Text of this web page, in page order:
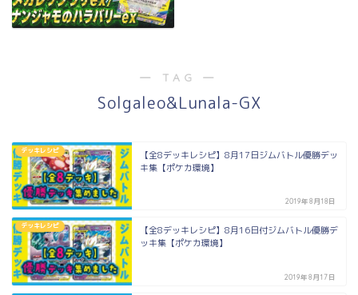
― TAG ―
Solgaleo&Lunala-GX
デッキレシピ
【全8デッキレシピ】8月17日ジムバトル優勝デッ
キ集【ポケカ環境】
2019年8月18日
デッキレシピ
【全8デッキレシピ】8月16日付ジムバトル優勝デ
ッキ集【ポケカ環境】
2019年8月17日